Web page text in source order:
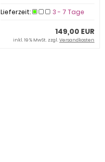
Lieferzeit: 3 - 7 Tage
149,00 EUR
inkl. 19 % MwSt. zzgl.Versandkosten